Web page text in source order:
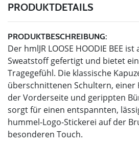
PRODUKTDETAILS
PRODUKTBESCHREIBUNG:
Der hmlJR LOOSE HOODIE BEE
Sweatstoff gefertigt und bietet
Tragegefühl. Die klassische
überschnittenen Schultern, einer
der Vorderseite und gerippten
sorgt für einen entspannten,
hummel-Logo-Stickerei auf der
besonderen Touch.